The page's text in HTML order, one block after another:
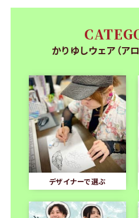
かりゆしウェア（ア
デザイナーで選ぶ